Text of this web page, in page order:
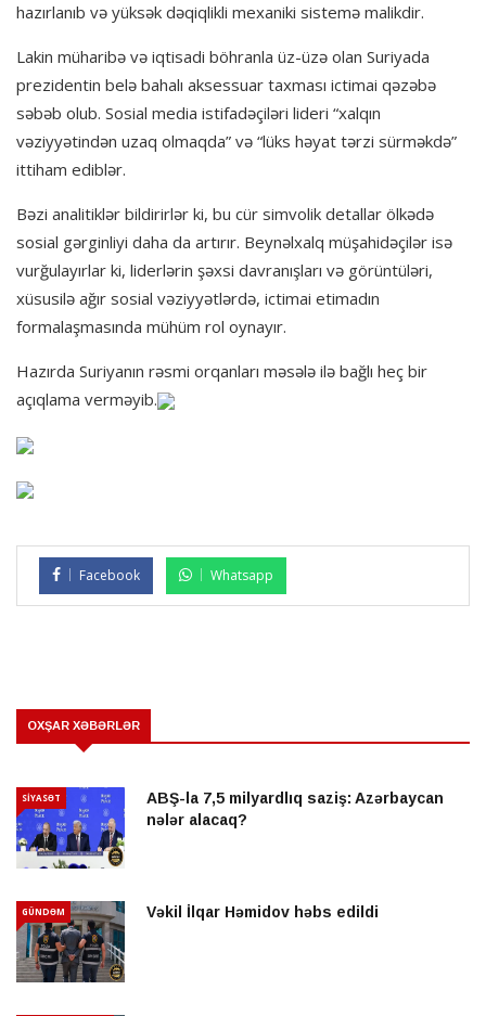
hazırlanıb və yüksək dəqiqlikli mexaniki sistemə malikdir.
Lakin müharibə və iqtisadi böhranla üz-üzə olan Suriyada
prezidentin belə bahalı aksessuar taxması ictimai qəzəbə
səbəb olub. Sosial media istifadəçiləri lideri “xalqın
vəziyyətindən uzaq olmaqda” və “lüks həyat tərzi sürməkdə”
ittiham ediblər.
Bəzi analitiklər bildirirlər ki, bu cür simvolik detallar ölkədə
sosial gərginliyi daha da artırır. Beynəlxalq müşahidəçilər isə
vurğulayırlar ki, liderlərin şəxsi davranışları və görüntüləri,
xüsusilə ağır sosial vəziyyətlərdə, ictimai etimadın
formalaşmasında mühüm rol oynayır.
Hazırda Suriyanın rəsmi orqanları məsələ ilə bağlı heç bir
açıqlama verməyib.
Facebook Whatsapp
OXŞAR XƏBƏRLƏR
SİYASƏT
ABŞ-la 7,5 milyardlıq saziş: Azərbaycan
nələr alacaq?
GÜNDƏM Vəkil İlqar Həmidov həbs edildi